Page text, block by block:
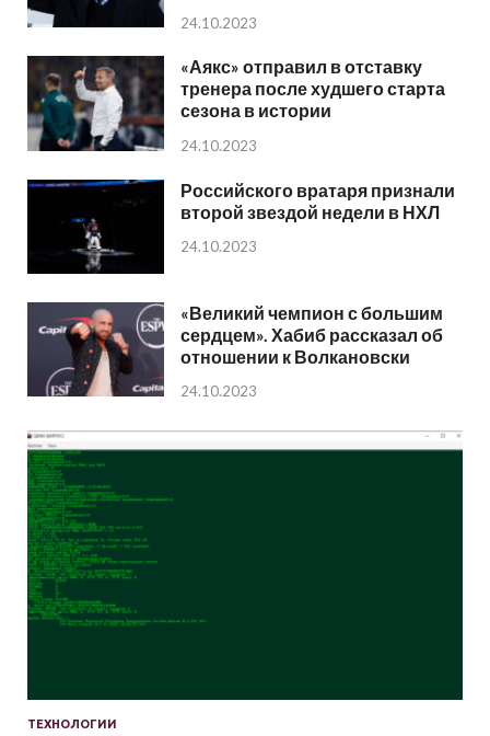
24.10.2023
«Аякс» отправил в отставку
тренера после худшего старта
сезона в истории
24.10.2023
Российского вратаря признали
второй звездой недели в НХЛ
24.10.2023
«Великий чемпион с большим
сердцем». Хабиб рассказал об
отношении к Волкановски
24.10.2023
ТЕХНОЛОГИИ